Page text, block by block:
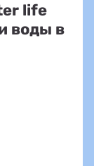
life
воды в